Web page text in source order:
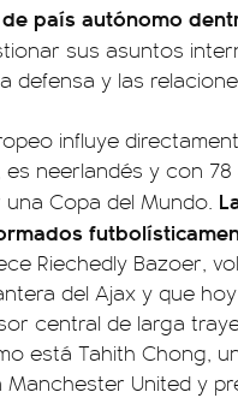
país autónomo
sus asuntos
defensa y las
influye
neerlandés y con
Copa del Mundo.
Riechedly Bazoer,
del Ajax y que
central de larga
está Tahith Chong,
United y